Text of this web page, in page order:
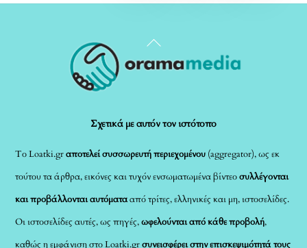
Back
To
Σχετικά με αυτόν τον ιστότοπο
Το Loatki.grαποτελεί συσσωρευτή περιεχομένου (aggregator), ως εκ
τούτου τα άρθρα, εικόνες και τυχόν ενσωματωμένα βίντεοσυλλέγονται
και προβάλλονται αυτόματααπό τρίτες, ελληνικές και μη, ιστοσελίδες.
Οι ιστοσελίδες αυτές, ως πηγές,ωφελούνται από κάθε προβολή,
καθώς η εμφάνιση στο Loatki.grσυνεισφέρει στην επισκεψιμότητά τους